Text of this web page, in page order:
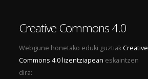
Creative Commons 4.0
Webgune honetako eduki guztiakCreative
Commons 4.0 lizentziapean eskaintzen
dira: